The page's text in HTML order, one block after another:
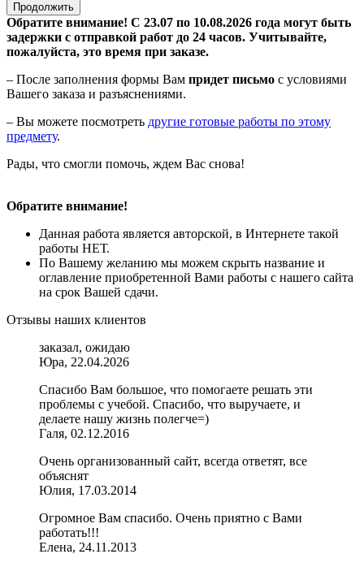
Продолжить
Обратите внимание! С 23.07 по 10.08.2026 года могут быть
задержки с отправкой работ до 24 часов. Учитывайте,
пожалуйста, это время при заказе.
– После заполнения формы Вам придет письмо с условиями
Вашего заказа и разъяснениями.
– Вы можете посмотреть другие готовые работы по этому
предмету.
Рады, что смогли помочь, ждем Вас снова!
Обратите внимание!
Данная работа является авторской, в Интернете такой
работы НЕТ.
По Вашему желанию мы можем скрыть название и
оглавление приобретенной Вами работы с нашего сайта
на срок Вашей сдачи.
Отзывы наших клиентов
заказал, ожидаю
Юра, 22.04.2026
Спасибо Вам большое, что помогаете решать эти
проблемы с учебой. Спасибо, что выручаете, и
делаете нашу жизнь полегче=)
Галя, 02.12.2016
Очень организованный сайт, всегда ответят, все
объяснят
Юлия, 17.03.2014
Огромное Вам спасибо. Очень приятно с Вами
работать!!!
Елена, 24.11.2013